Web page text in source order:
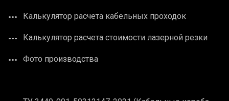
Калькулятор расчета кабельных проходок
Калькулятор расчета стоимости лазерной резки
Фото производства